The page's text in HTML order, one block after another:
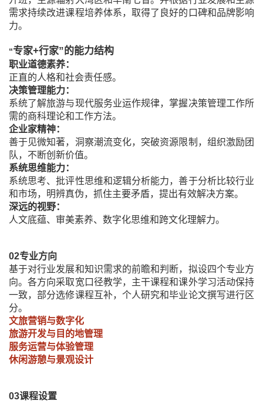
需求持续改进课程培养体系，取得了良好的口碑和品牌影响
力。
“专家+行家”的能力结构
职业道德素养：
正直的人格和社会责任感。
决策管理能力：
系统了解旅游与现代服务业运作规律，掌握决策管理工作所
需的商科理论和工作方法。
企业家精神：
善于见微知著，洞察潮流变化，突破资源限制，组织激励团
队，不断创新价值。
系统思维能力：
系统思考、批评性思维和逻辑分析能力，善于分析比较行业
和市场，明辨真伪，抓住主要矛盾，提出有效解决方案。
深远的视野：
人文底蕴、审美素养、数字化思维和跨文化理解力。
02专业方向
基于对行业发展和知识需求的前瞻和判断，拟设四个专业方
向。各方向采取宽口径教学，主干课程和课外学习活动保持
一致，部分选修课程互补，个人研究和毕业论文撰写进行区
分。
文旅营销与数字化
旅游开发与目的地管理
服务运营与体验管理
休闲游憩与景观设计
03课程设置